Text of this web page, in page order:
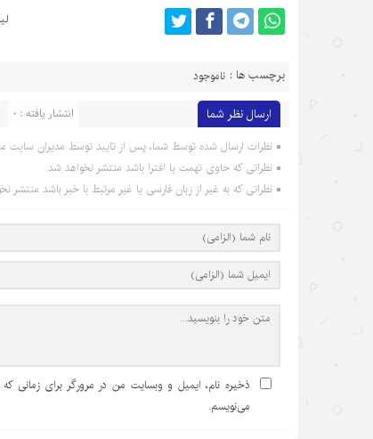
برچسب ها : ناموجود
ارسال نظر شما انتشار یافته : 0
نظرات ارسال شده توسط شما، پس از تایید توسط مدیران سایت
نظراتی که حاوی تهمت یا افترا باشد منتشر نخواهد شد.
نظراتی که به غیر از زبان فارسی یا غیر مرتبط با خبر باشد منتشر
ذخیره نام، ایمیل و وبسایت من در مرورگر برای زمانی که
می‌نویسم.